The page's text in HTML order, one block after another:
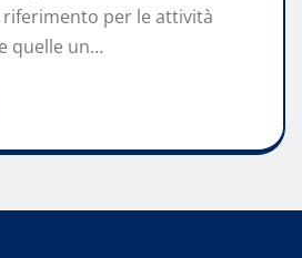
per le attività
quelle un…